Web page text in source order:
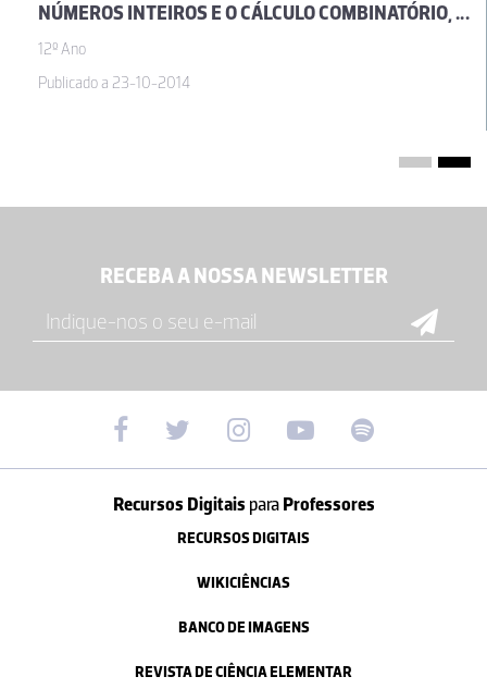
NÚMEROS INTEIROS E O CÁLCULO COMBINATÓRIO, POR JOSÉ SEBASTIÃO E SILVA
12º Ano
Publicado a 23-10-2014
RECEBA A NOSSA NEWSLETTER
Recursos Digitais paraProfessores
RECURSOS DIGITAIS
WIKICIÊNCIAS
BANCO DE IMAGENS
REVISTA DE CIÊNCIA ELEMENTAR